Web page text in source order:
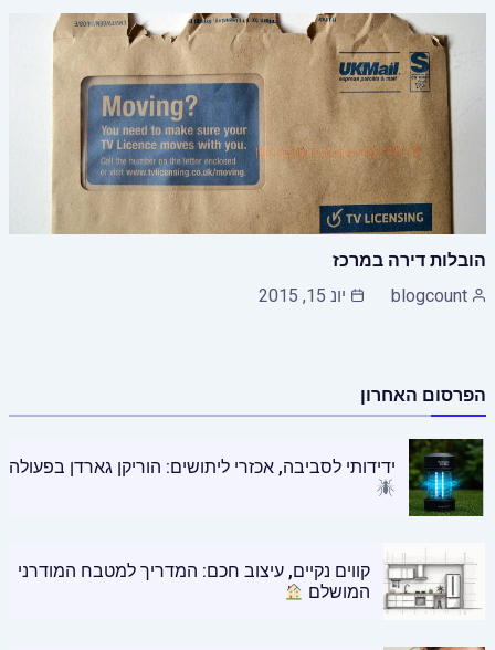
הובלות דירה במרכז
blogcount יונ 15, 2015
הפרסום האחרון
ידידותי לסביבה, אכזרי ליתושים: הוריקן גארדן בפעולה
קווים נקיים, עיצוב חכם: המדריך למטבח המודרני
המושלם